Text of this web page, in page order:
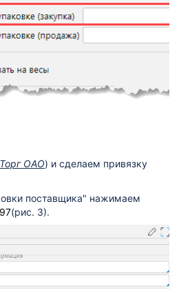
ОАО) и сделаем привязку
поставщика" нажимаем
(рис. 3).